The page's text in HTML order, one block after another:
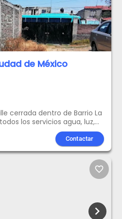
de México
cerrada dentro de Barrio La
los servicios agua, luz,
telefónico.
Uso de suelo 100%
tiene zaguán y se
Línea Dorada y a 6
Contactar
favorite_border
chevron_right